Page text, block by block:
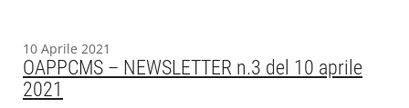
10 Aprile 2021
OAPPCMS – NEWSLETTER n.3 del 10 aprile
2021